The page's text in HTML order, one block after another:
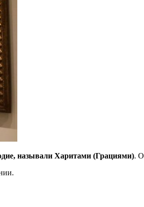
называли Харитами (Грациями).